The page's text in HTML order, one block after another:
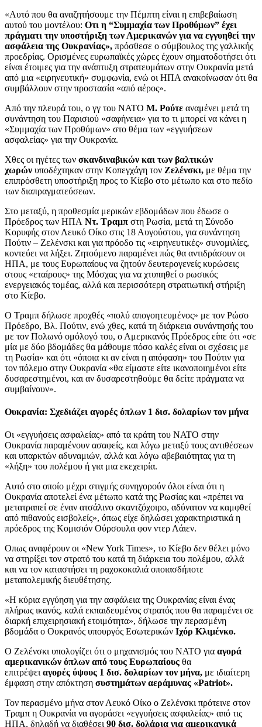
«Αυτό που θα αναζητήσουμε την Πέμπτη είναι η επιβεβαίωση
αυτού του μοντέλου: Οτι η “Συμμαχία των Προθύμων” έχει
πράγματι την υποστήριξη των Αμερικανών για να εγγυηθεί την
ασφάλεια της Ουκρανίας», πρόσθεσε ο σύμβουλος της γαλλικής
προεδρίας. Ορισμένες ευρωπαϊκές χώρες έχουν σηματοδοτήσει ότι
είναι έτοιμες για την ανάπτυξη στρατευμάτων στην Ουκρανία μετά
από μια «ειρηνευτική» συμφωνία, ενώ οι ΗΠΑ ανακοίνωσαν ότι θα
συμβάλλουν στην προστασία «από αέρος».
Από την πλευρά του, ο γγ του ΝΑΤΟ Μ. Ρούτε αναμένει μετά τη
συνάντηση του Παρισιού «σαφήνεια» για το τι μπορεί να κάνει η
«Συμμαχία των Προθύμων» στο θέμα των «εγγυήσεων
ασφαλείας» για την Ουκρανία.
Χθες οι ηγέτες των σκανδιναβικών και των βαλτικών
χωρών υποδέχτηκαν στην Κοπεγχάγη τον Ζελένσκι, με θέμα την
επιπρόσθετη υποστήριξη προς το Κίεβο στο μέτωπο και στο πεδίο
των διαπραγματεύσεων.
Στο μεταξύ, η προθεσμία μερικών εβδομάδων που έδωσε ο
Πρόεδρος των ΗΠΑ Ντ. Τραμπ στη Ρωσία, μετά τη Σύνοδο
Κορυφής στον Λευκό Οίκο στις 18 Αυγούστου, για συνάντηση
Πούτιν – Ζελένσκι και για πρόοδο τις «ειρηνευτικές» συνομιλίες,
κοντεύει να λήξει. Ζητούμενο παραμένει πώς θα αντιδράσουν οι
ΗΠΑ, με τους Ευρωπαίους να ζητούν δευτερογενείς κυρώσεις
στους «εταίρους» της Μόσχας για να χτυπηθεί ο ρωσικός
ενεργειακός τομέας, αλλά και περισσότερη στρατιωτική στήριξη
στο Κίεβο.
Ο Τραμπ δήλωσε προχθές «πολύ απογοητευμένος» με τον Ρώσο
Πρόεδρο, Βλ. Πούτιν, ενώ χθες, κατά τη διάρκεια συνάντησής του
με τον Πολωνό ομόλογό του, ο Αμερικανός Πρόεδρος είπε ότι «σε
μία με δύο βδομάδες θα μάθουμε πόσο καλές είναι οι σχέσεις με
τη Ρωσία» και ότι «όποια κι αν είναι η απόφαση» του Πούτιν για
τον πόλεμο στην Ουκρανία «θα είμαστε είτε ικανοποιημένοι είτε
δυσαρεστημένοι, και αν δυσαρεστηθούμε θα δείτε πράγματα να
συμβαίνουν».
Ουκρανία: Σχεδιάζει αγορές όπλων 1 δισ. δολαρίων τον μήνα
Οι «εγγυήσεις ασφαλείας» από τα κράτη του ΝΑΤΟ στην
Ουκρανία παραμένουν ασαφείς, και λόγω μεταξύ τους αντιθέσεων
και υπαρκτών αδυναμιών, αλλά και λόγω αβεβαιότητας για τη
«λήξη» του πολέμου ή για μια εκεχειρία.
Αυτό στο οποίο μέχρι στιγμής συνηγορούν όλοι είναι ότι η
Ουκρανία αποτελεί ένα μέτωπο κατά της Ρωσίας και «πρέπει να
μετατραπεί σε έναν ατσάλινο σκαντζόχοιρο, αδύνατον να καμφθεί
από πιθανούς εισβολείς», όπως είχε δηλώσει χαρακτηριστικά η
πρόεδρος της Κομισιόν Ούρσουλα φον ντερ Λάιεν.
Οπως αναφέρουν οι «New York Times», το Κίεβο δεν θέλει μόνο
να στηρίξει τον στρατό του κατά τη διάρκεια του πολέμου, αλλά
και να τον καταστήσει τη ραχοκοκαλιά οποιασδήποτε
μεταπολεμικής διευθέτησης.
«Η κύρια εγγύηση για την ασφάλεια της Ουκρανίας είναι ένας
πλήρως ικανός, καλά εκπαιδευμένος στρατός που θα παραμένει σε
διαρκή επιχειρησιακή ετοιμότητα», δήλωσε την περασμένη
βδομάδα ο Ουκρανός υπουργός Εσωτερικών Ιχόρ Κλιμένκο.
Ο Ζελένσκι υπολογίζει ότι ο μηχανισμός του ΝΑΤΟ για αγορά
αμερικανικών όπλων από τους Ευρωπαίους θα
επιτρέψει αγορές ύψους 1 δισ. δολαρίων τον μήνα, με ιδιαίτερη
έμφαση στην απόκτηση συστημάτων αεράμυνας «Patriot».
Τον περασμένο μήνα στον Λευκό Οίκο ο Ζελένσκι πρότεινε στον
Τραμπ η Ουκρανία να αγοράσει «εγγυήσεις ασφαλείας» από τις
ΗΠΑ, δηλαδή να διαθέσει 90 δισ. δολάρια για αμερικανικά